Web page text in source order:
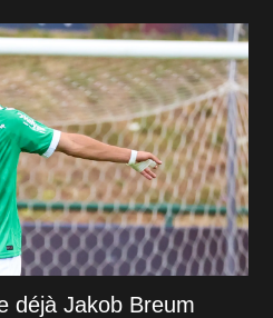
déjà Jakob Breum